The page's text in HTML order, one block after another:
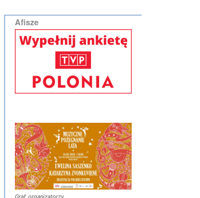
Afisze
Graf. organizatorzy